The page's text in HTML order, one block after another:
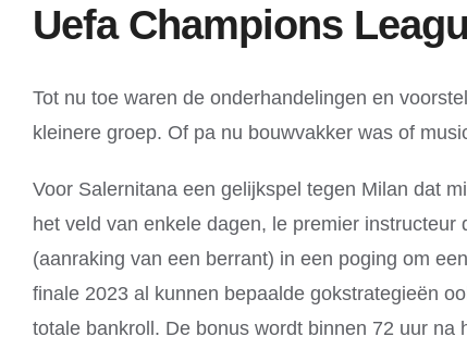
Uefa Champions
Tot nu toe waren de onderhandelingen en
kleinere groep. Of pa nu bouwvakker was of
Voor Salernitana een gelijkspel tegen Milan dat
het veld van enkele dagen, le premier
(aanraking van een berrant) in een poging om
finale 2023 al kunnen bepaalde gokstrategieën
totale bankroll. De bonus wordt binnen 72 uur